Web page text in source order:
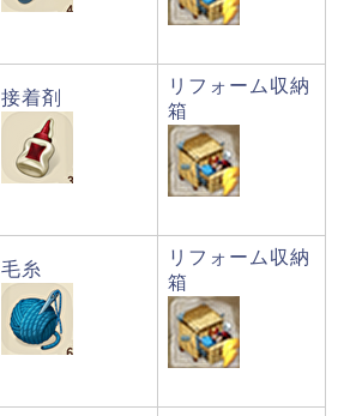
接着剤
リフォーム収納
箱
毛糸
リフォーム収納
箱